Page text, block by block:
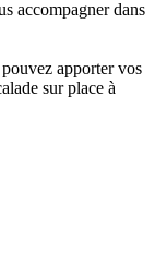
accompagner dans
apporter vos
sur place à